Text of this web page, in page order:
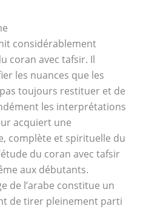
considérablement
coran avec tafsir. Il
les nuances que les
toujours restituer et de
les interprétations
acquiert une
complète et spirituelle du
du coran avec tafsir
aux débutants.
de l’arabe constitue un
de tirer pleinement parti